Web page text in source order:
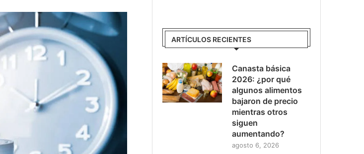
ARTÍCULOS RECIENTES
Canasta básica
2026: ¿por qué
algunos alimentos
bajaron de precio
mientras otros
siguen
aumentando?
agosto 6, 2026